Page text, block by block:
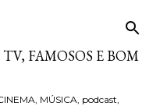
principal
FAMOSOS E BOM
MÚSICA, podcast,